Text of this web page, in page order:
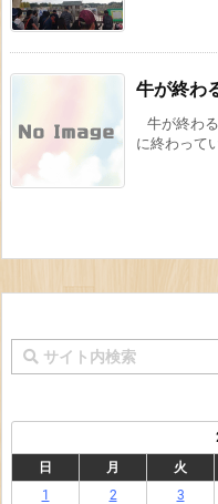
牛が終わ
牛が終わ
に終わって
日
月 火
1
2 3